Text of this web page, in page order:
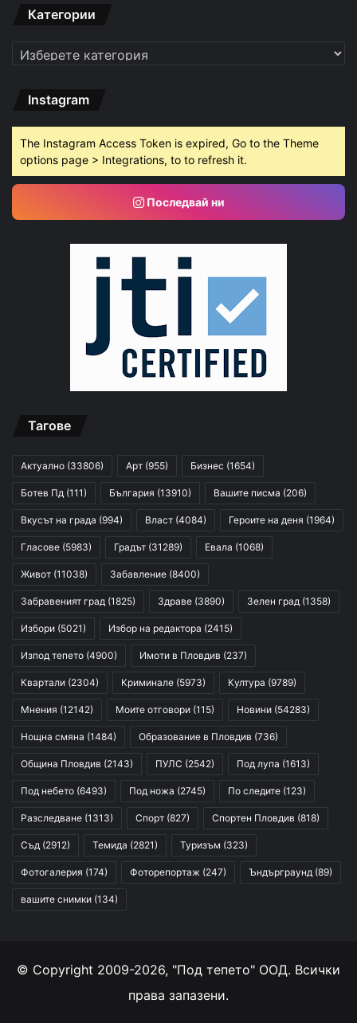
Категории
Категории
Instagram
The Instagram Access Token is expired, Go to the Theme
options page > Integrations, to to refresh it.
Последвай ни
Тагове
Актуално (33806) Арт (955) Бизнес (1654)
Ботев Пд (111) България (13910) Вашите писма (206)
Вкусът на града (994) Власт (4084) Героите на деня (1964)
Гласове (5983) Градът (31289) Евала (1068)
Живот (11038) Забавление (8400)
Забравеният град (1825) Здраве (3890) Зелен град (1358)
Избори (5021) Избор на редактора (2415)
Изпод тепето (4900) Имоти в Пловдив (237)
Квартали (2304) Криминале (5973) Култура (9789)
Мнения (12142) Моите отговори (115) Новини (54283)
Нощна смяна (1484) Образование в Пловдив (736)
Община Пловдив (2143) ПУЛС (2542) Под лупа (1613)
Под небето (6493) Под ножа (2745) По следите (123)
Разследване (1313) Спорт (827) Спортен Пловдив (818)
Съд (2912) Темида (2821) Туризъм (323)
Фотогалерия (174) Фоторепортаж (247) Ъндърграунд (89)
вашите снимки (134)
© Copyright 2009-2026, "Под тепето" ООД. Всички
права запазени.